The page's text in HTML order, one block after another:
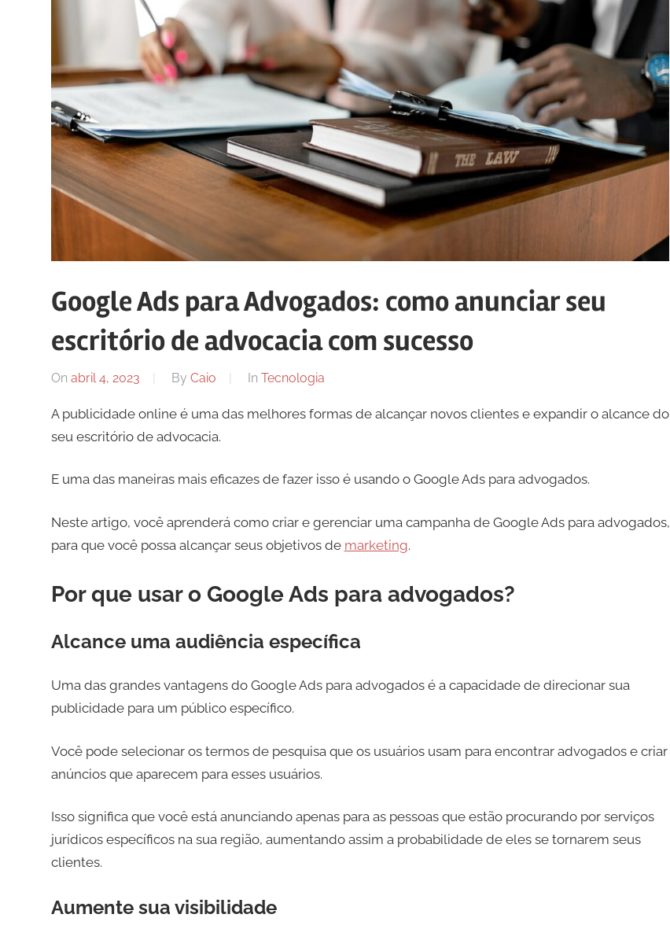
Google Ads para Advogados: como anunciar seu
escritório de advocacia com sucesso
On abril 4, 2023 By Caio In Tecnologia
A publicidade online é uma das melhores formas de alcançar novos clientes e expandir o alcance do
seu escritório de advocacia.
E uma das maneiras mais eficazes de fazer isso é usando o Google Ads para advogados.
Neste artigo, você aprenderá como criar e gerenciar uma campanha de Google Ads para advogados,
para que você possa alcançar seus objetivos de marketing.
Por que usar o Google Ads para advogados?
Alcance uma audiência específica
Uma das grandes vantagens do Google Ads para advogados é a capacidade de direcionar sua
publicidade para um público específico.
Você pode selecionar os termos de pesquisa que os usuários usam para encontrar advogados e criar
anúncios que aparecem para esses usuários.
Isso significa que você está anunciando apenas para as pessoas que estão procurando por serviços
jurídicos específicos na sua região, aumentando assim a probabilidade de eles se tornarem seus
clientes.
Aumente sua visibilidade